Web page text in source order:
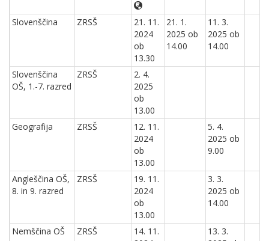
Slovenščina ZRSŠ
21. 11.
2024
ob
13.30
21. 1.
2025 ob
14.00
11. 3.
2025 ob
14.00
Slovenščina
OŠ, 1.-7. razred
ZRSŠ
2. 4.
2025
ob
13.00
Geografija
ZRSŠ
12. 11.
2024
ob
13.00
5. 4.
2025 ob
9.00
Angleščina OŠ,
8. in 9. razred
ZRSŠ
19. 11.
2024
ob
13.00
3. 3.
2025 ob
14.00
Nemščina OŠ ZRSŠ
14. 11.
13. 3.